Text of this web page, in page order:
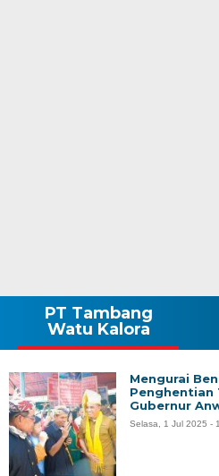
PT Tambang
Watu Kalora
Mengurai
Penghentian
Gubernur
Selasa, 1 Jul 2025 -